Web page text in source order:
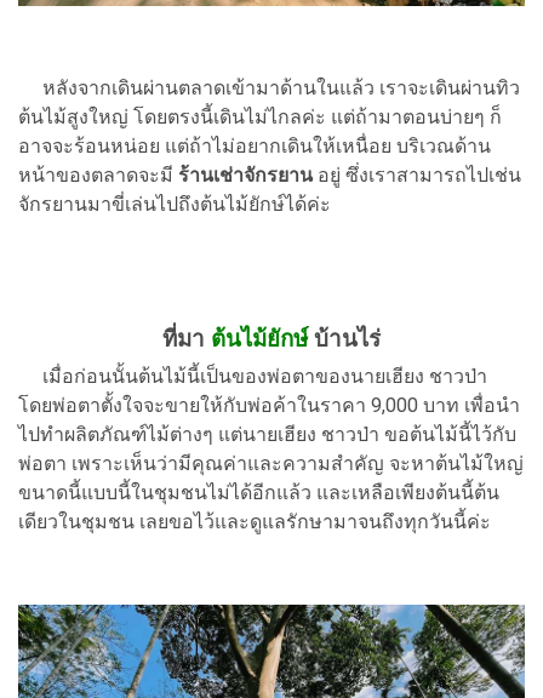
หลังจากเดินผ่านตลาดเข้ามาด้านในแล้ว เราจะเดินผ่านทิว
ต้นไม้สูงใหญ่ โดยตรงนี้เดินไม่ไกลค่ะ แต่ถ้ามาตอนบ่ายๆ ก็
อาจจะร้อนหน่อย แต่ถ้าไม่อยากเดินให้เหนื่อย บริเวณด้าน
หน้าของตลาดจะมี ร้านเช่าจักรยานอยู่ ซึ่งเราสามารถไปเช่น
จักรยานมาขี่เล่นไปถึงต้นไม้ยักษ์ได้ค่ะ
ที่มา ต้นไม้ยักษ์บ้านไร่
เมื่อก่อนนั้นต้นไม้นี้เป็นของพ่อตาของนายเฮียง ชาวป่า
โดยพ่อตาตั้งใจจะขายให้กับพ่อค้าในราคา 9,000 บาท เพื่อนำ
ไปทำผลิตภัณฑ์ไม้ต่างๆ แต่นายเฮียง ชาวป่า ขอต้นไม้นี้ไว้กับ
พ่อตา เพราะเห็นว่ามีคุณค่าและความสำคัญ จะหาต้นไม้ใหญ่
ขนาดนี้แบบนี้ในชุมชนไม่ได้อีกแล้ว และเหลือเพียงต้นนี้ต้น
เดียวในชุมชน เลยขอไว้และดูแลรักษามาจนถึงทุกวันนี้ค่ะ